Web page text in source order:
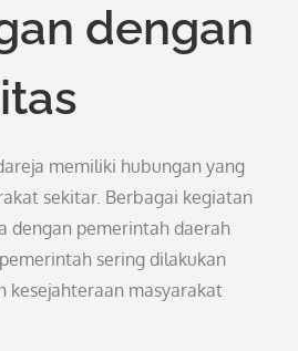
dengan
memiliki hubungan yang
sekitar. Berbagai kegiatan
dengan pemerintah daerah
sering dilakukan
kesejahteraan masyarakat